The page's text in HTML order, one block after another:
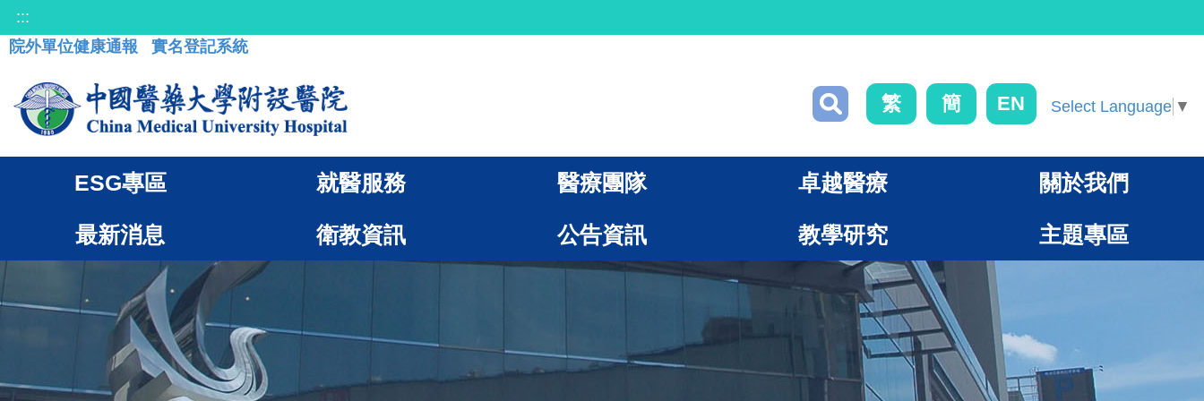
:::
院外單位健康通報
實名登記系統
繁 簡 EN Select Language ▼
ESG專區 就醫服務 醫療團隊 卓越醫療 關於我們
最新消息 衛教資訊 公告資訊 教學研究 主題專區